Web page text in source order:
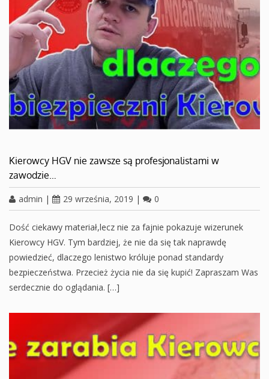
Kierowcy HGV nie zawsze są profesjonalistami w
zawodzie…
admin | 29 września, 2019 | 0
Dość ciekawy materiał,lecz nie za fajnie pokazuje wizerunek
Kierowcy HGV. Tym bardziej, że nie da się tak naprawdę
powiedzieć, dlaczego lenistwo króluje ponad standardy
bezpieczeństwa. Przecież życia nie da się kupić! Zapraszam Was
serdecznie do oglądania. […]